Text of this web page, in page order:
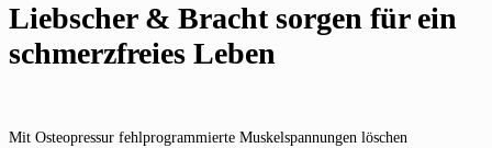
Liebscher & Bracht sorgen für ein
schmerzfreies Leben
Mit Osteopressur fehlprogrammierte Muskelspannungen löschen